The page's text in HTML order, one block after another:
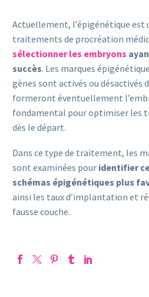
Actuellement, l’épigénétique est
traitements de procréation
sélectionner les embryons
succès. Les marques
gènes sont activés ou désactivés
formeront éventuellement
fondamental pour optimiser les
dès le départ.
Dans ce type de traitement, les
sont examinées pour identifier
schémas épigénétiques plus
ainsi les taux d’implantation et
fausse couche.